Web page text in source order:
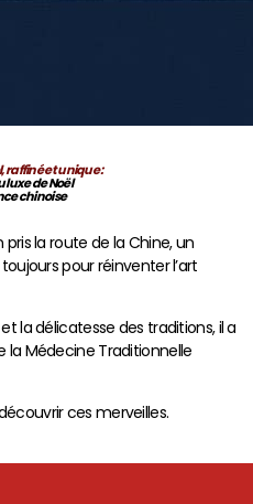
raffiné et unique :
luxe de Noël
chinoise
la route de la Chine, un
pour réinventer l’art
la délicatesse des traditions, il a
la Médecine Traditionnelle
ces merveilles.